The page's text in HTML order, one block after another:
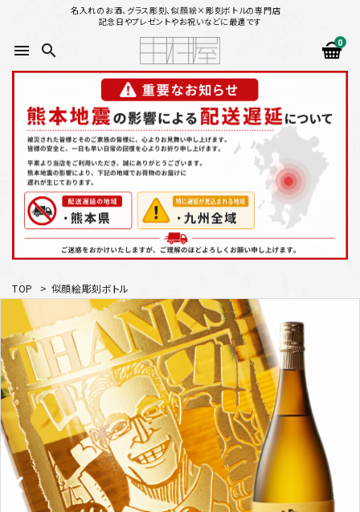
名入れのお酒、グラス彫刻、似顔絵×彫刻ボトルの専門店
記念日やプレゼントやお祝いなどに最適です
menu search 0
search
似顔絵から選ぶ
名入れ（縦書き）から選ぶ
名入れ（横書き）から選ぶ
配送方法
お支払方法
プライバシーポリシー
特定商取引法について
お問い合わせ
TOP > 似顔絵彫刻ボトル